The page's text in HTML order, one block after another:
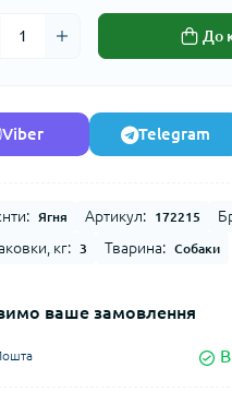
До
Viber Telegram
Ягня Артикул: 172215
кг: 3 Тварина: Собаки
ваше замовлення